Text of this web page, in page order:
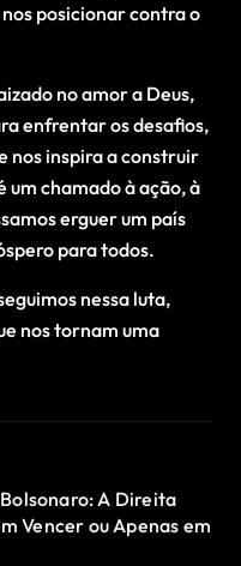
posicionar contra o
no amor a Deus,
enfrentar os desafios,
nos inspira a construir
chamado à ação, à
erguer um país
para todos.
nessa luta,
nos tornam uma
A Direita
Vencer ou Apenas em